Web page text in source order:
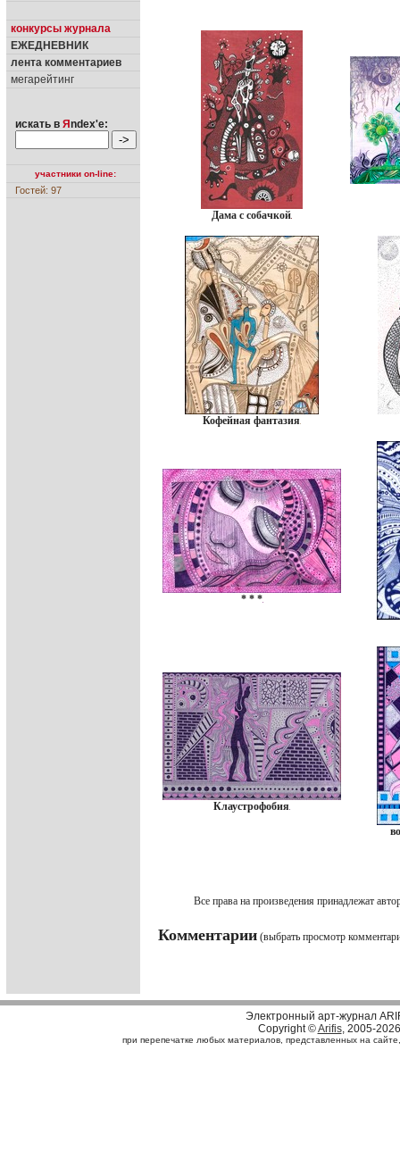
конкурсы журнала
ЕЖЕДНЕВНИК
лента комментариев
мегарейтинг
искать в Я ndex'е:
участники on-line:
Гостей: 97
Дама с собачкой
Кофейная фантазия
* * *
Клаустрофобия
Все права на произведения принадлежат
Комментарии (выбрать просмотр
Электронный арт-журнал
Copyright ©Arifis, 2005-2026
при перепечатке любых материалов, представленных на